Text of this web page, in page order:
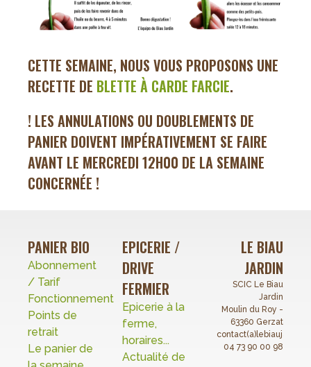
CETTE SEMAINE, NOUS VOUS PROPOSONS UNE
RECETTE DE BLETTE À CARDE FARCIE.
! LES ANNULATIONS OU DOUBLEMENTS DE
PANIER DOIVENT IMPÉRATIVEMENT SE FAIRE
AVANT LE MERCREDI 12H00 DE LA SEMAINE
CONCERNÉE !
PANIER BIO
Abonnement
/ Tarif
Fonctionnement
Points de
retrait
Le panier de
EPICERIE /
DRIVE
FERMIER
Epicerie à la
ferme,
horaires...
Actualité de
LE BIAU
JARDIN
SCIC Le Biau
Jardin
Moulin du Roy -
63360 Gerzat
04 73 90 00 98